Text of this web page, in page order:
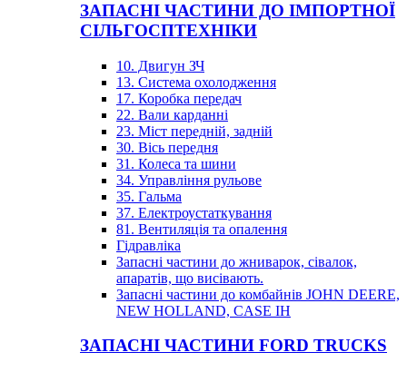
ЗАПАСНІ ЧАСТИНИ ДО ІМПОРТНОЇ
СІЛЬГОСПТЕХНІКИ
10. Двигун ЗЧ
13. Система охолодження
17. Коробка передач
22. Вали карданні
23. Міст передній, задній
30. Вісь передня
31. Колеса та шини
34. Управління рульове
35. Гальма
37. Електроустаткування
81. Вентиляція та опалення
Гідравліка
Запасні частини до жниварок, сівалок,
апаратів, що висівають.
Запасні частини до комбайнів JOHN DEERE,
NEW HOLLAND, CASE IH
ЗАПАСНІ ЧАСТИНИ FORD TRUCKS